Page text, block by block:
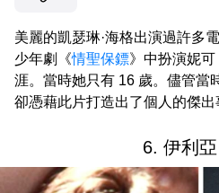
美麗的凱瑟琳·海格出演過許多
少年劇《情聖保鏢》中扮演妮
涯。當時她只有 16 歲。儘管當
卻憑藉此片打造出了個人的傑出
6. 伊利